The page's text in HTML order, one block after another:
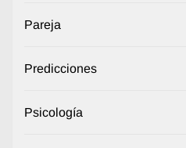
Pareja
Predicciones
Psicología